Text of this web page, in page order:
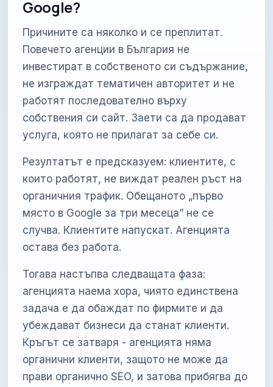
Google?
Причините са няколко и се преплитат.
Повечето агенции в България не
инвестират в собственото си съдържание,
не изграждат тематичен авторитет и не
работят последователно върху
собствения си сайт. Заети са да продават
услуга, която не прилагат за себе си.
Резултатът е предсказуем: клиентите, с
които работят, не виждат реален ръст на
органичния трафик. Обещаното „първо
място в Google за три месеца” не се
случва. Клиентите напускат. Агенцията
остава без работа.
Тогава настъпва следващата фаза:
агенцията наема хора, чиято единствена
задача е да обаждат по фирмите и да
убеждават бизнеси да станат клиенти.
Кръгът се затваря - агенцията няма
органични клиенти, защото не може да
прави органично SEO, и затова прибягва до